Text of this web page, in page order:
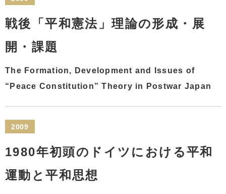
戦後「平和憲法」理論の形成・展
開・課題
The Formation, Development and Issues of
“Peace Constitution” Theory in Postwar Japan
2009
1980年初頭のドイツにおける平和
運動と平和思想